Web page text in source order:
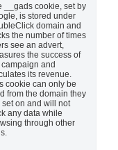
__gads cookie, set by
is stored under
domain and
the number of times
see an advert,
the success of
campaign and
its revenue.
cookie can only be
from the domain they
set on and will not
any data while
through other